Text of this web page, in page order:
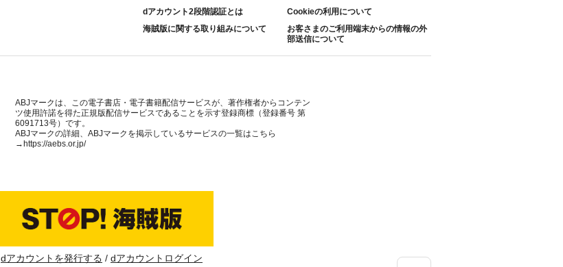
dアカウント2段階認証とは
Cookieの利用について
海賊版に関する取り組みについて
お客さまのご利用端末からの情報の外
部送信について
ABJマークは、この電子書店・電子書籍配信サービスが、著作権者からコンテン
ツ使用許諾を得た正規版配信サービスであることを示す登録商標（登録番号 第
6091713号）です。
ABJマークの詳細、ABJマークを掲示しているサービスの一覧はこちら
→https://aebs.or.jp/
dアカウントを発行する dアカウントログイン